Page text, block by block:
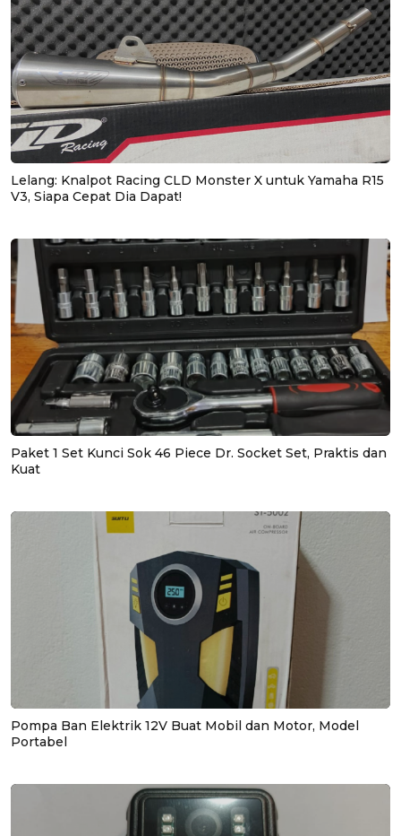
Lelang: Knalpot Racing CLD Monster X untuk Yamaha R15
V3, Siapa Cepat Dia Dapat!
Paket 1 Set Kunci Sok 46 Piece Dr. Socket Set, Praktis dan
Kuat
Pompa Ban Elektrik 12V Buat Mobil dan Motor, Model
Portabel